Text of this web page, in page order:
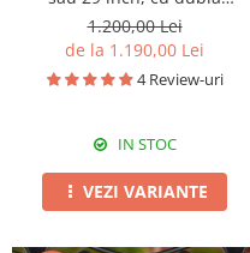
suspensie, frâne pe disc,
cameleon
1.200,00 Lei
de la 1.190,00 Lei
4 Review-uri
IN STOC
VEZI VARIANTE